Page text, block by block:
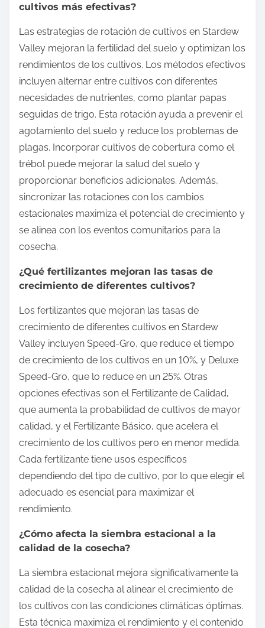
cultivos más efectivas?
Las estrategias de rotación de cultivos en Stardew
Valley mejoran la fertilidad del suelo y optimizan los
rendimientos de los cultivos. Los métodos efectivos
incluyen alternar entre cultivos con diferentes
necesidades de nutrientes, como plantar papas
seguidas de trigo. Esta rotación ayuda a prevenir el
agotamiento del suelo y reduce los problemas de
plagas. Incorporar cultivos de cobertura como el
trébol puede mejorar la salud del suelo y
proporcionar beneficios adicionales. Además,
sincronizar las rotaciones con los cambios
estacionales maximiza el potencial de crecimiento y
se alinea con los eventos comunitarios para la
cosecha.
¿Qué fertilizantes mejoran las tasas de
crecimiento de diferentes cultivos?
Los fertilizantes que mejoran las tasas de
crecimiento de diferentes cultivos en Stardew
Valley incluyen Speed-Gro, que reduce el tiempo
de crecimiento de los cultivos en un 10%, y Deluxe
Speed-Gro, que lo reduce en un 25%. Otras
opciones efectivas son el Fertilizante de Calidad,
que aumenta la probabilidad de cultivos de mayor
calidad, y el Fertilizante Básico, que acelera el
crecimiento de los cultivos pero en menor medida.
Cada fertilizante tiene usos específicos
dependiendo del tipo de cultivo, por lo que elegir el
adecuado es esencial para maximizar el
rendimiento.
¿Cómo afecta la siembra estacional a la
calidad de la cosecha?
La siembra estacional mejora significativamente la
calidad de la cosecha al alinear el crecimiento de
los cultivos con las condiciones climáticas óptimas.
Esta técnica maximiza el rendimiento y el contenido